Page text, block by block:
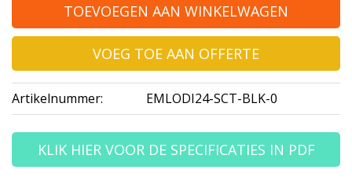
TOEVOEGEN AAN WINKELWAGEN
VOEG TOE AAN OFFERTE
Artikelnummer: EMLODI24-SCT-BLK-0
KLIK HIER VOOR DE SPECIFICATIES IN PDF